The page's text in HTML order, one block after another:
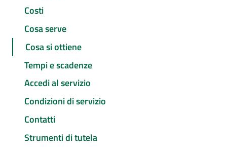
Costi
Cosa serve
Cosa si ottiene
Tempi e scadenze
Accedi al servizio
Condizioni di servizio
Contatti
Strumenti di tutela